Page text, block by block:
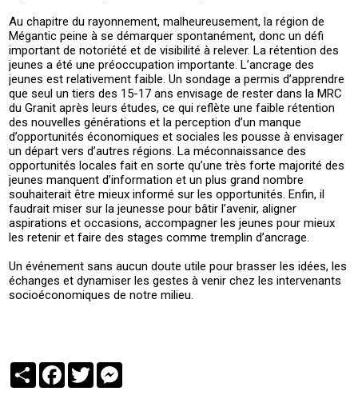
Au chapitre du rayonnement, malheureusement, la région de
Mégantic peine à se démarquer spontanément, donc un défi
important de notoriété et de visibilité à relever. La rétention des
jeunes a été une préoccupation importante. L’ancrage des
jeunes est relativement faible. Un sondage a permis d’apprendre
que seul un tiers des 15-17 ans envisage de rester dans la MRC
du Granit après leurs études, ce qui reflète une faible rétention
des nouvelles générations et la perception d’un manque
d’opportunités économiques et sociales les pousse à envisager
un départ vers d’autres régions. La méconnaissance des
opportunités locales fait en sorte qu’une très forte majorité des
jeunes manquent d’information et un plus grand nombre
souhaiterait être mieux informé sur les opportunités. Enfin, il
faudrait miser sur la jeunesse pour bâtir l’avenir, aligner
aspirations et occasions, accompagner les jeunes pour mieux
les retenir et faire des stages comme tremplin d’ancrage.
Un événement sans aucun doute utile pour brasser les idées, les
échanges et dynamiser les gestes à venir chez les intervenants
socioéconomiques de notre milieu.
PartagerFacebook
Twitter